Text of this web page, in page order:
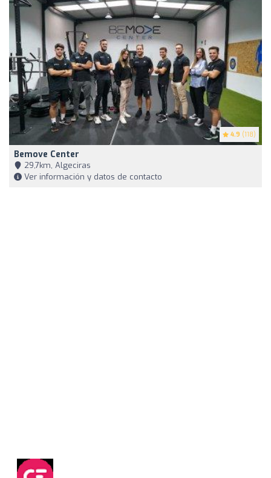
4.9 (118)
Bemove Center
29,7km, Algeciras
Ver información y datos de contacto